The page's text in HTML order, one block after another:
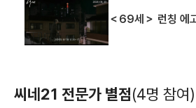
＜69세＞ 런칭 에
씨네21 전문가 별점(4명 참여)